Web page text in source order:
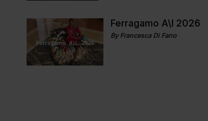
Ferragamo A\I 2026
By Francesca Di Fano